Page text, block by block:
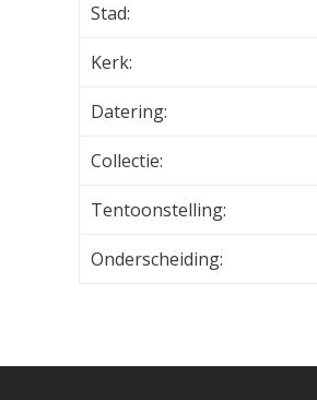
Stad:
Kerk:
Datering:
Collectie:
Tentoonstelling:
Onderscheiding: